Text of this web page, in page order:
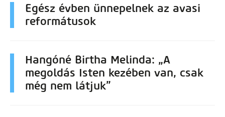
Egész évben ünnepelnek az avasi
reformátusok
Hangóné Birtha Melinda: „A
megoldás Isten kezében van, csak
még nem látjuk”